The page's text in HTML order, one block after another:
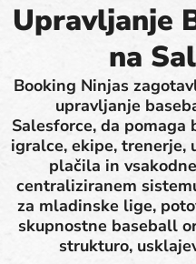
Upravljanje
na
Booking Ninjas
upravljanje
Salesforce, da
igralce, ekipe, trenerje,
plačila in
centraliziranem
za mladinske lige,
skupnostne baseball
strukturo,